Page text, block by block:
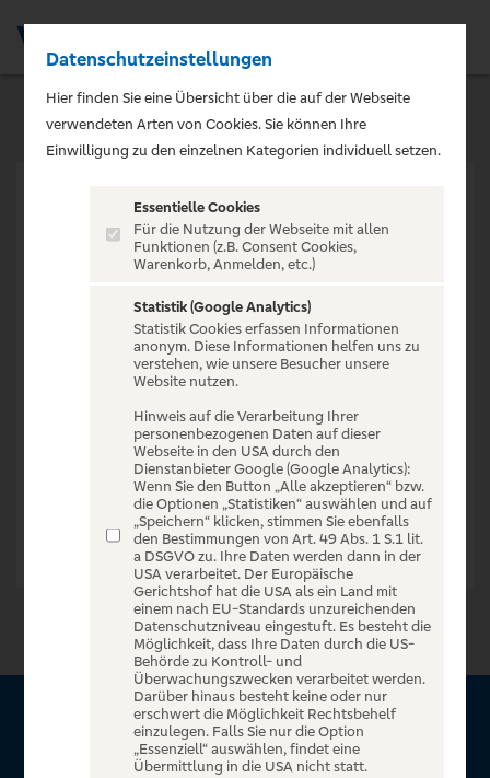
VERANSTALTUNG NICHT
GEFUNDEN
Zur Startseite
Über VR Entertain
Datenschutzeinstellungen
Hier finden Sie eine Übersicht über die auf der Webseite
verwendeten Arten von Cookies. Sie können Ihre
Einwilligung zu den einzelnen Kategorien individuell setzen.
Essentielle Cookies
Für die Nutzung der Webseite mit allen
Funktionen (z.B. Consent Cookies,
Warenkorb, Anmelden, etc.)
Statistik (Google Analytics)
Statistik Cookies erfassen Informationen
anonym. Diese Informationen helfen uns zu
verstehen, wie unsere Besucher unsere
Website nutzen.
Hinweis auf die Verarbeitung Ihrer
personenbezogenen Daten auf dieser
Webseite in den USA durch den
Dienstanbieter Google (Google Analytics):
Wenn Sie den Button „Alle akzeptieren“ bzw.
die Optionen „Statistiken“ auswählen und auf
„Speichern“ klicken, stimmen Sie ebenfalls
den Bestimmungen von Art. 49 Abs. 1 S.1 lit.
a DSGVO zu. Ihre Daten werden dann in der
USA verarbeitet. Der Europäische
Gerichtshof hat die USA als ein Land mit
einem nach EU-Standards unzureichenden
Datenschutzniveau eingestuft. Es besteht die
Möglichkeit, dass Ihre Daten durch die US-
Behörde zu Kontroll- und
Überwachungszwecken verarbeitet werden.
Darüber hinaus besteht keine oder nur
erschwert die Möglichkeit Rechtsbehelf
einzulegen. Falls Sie nur die Option
„Essenziell“ auswählen, findet eine
Übermittlung in die USA nicht statt.